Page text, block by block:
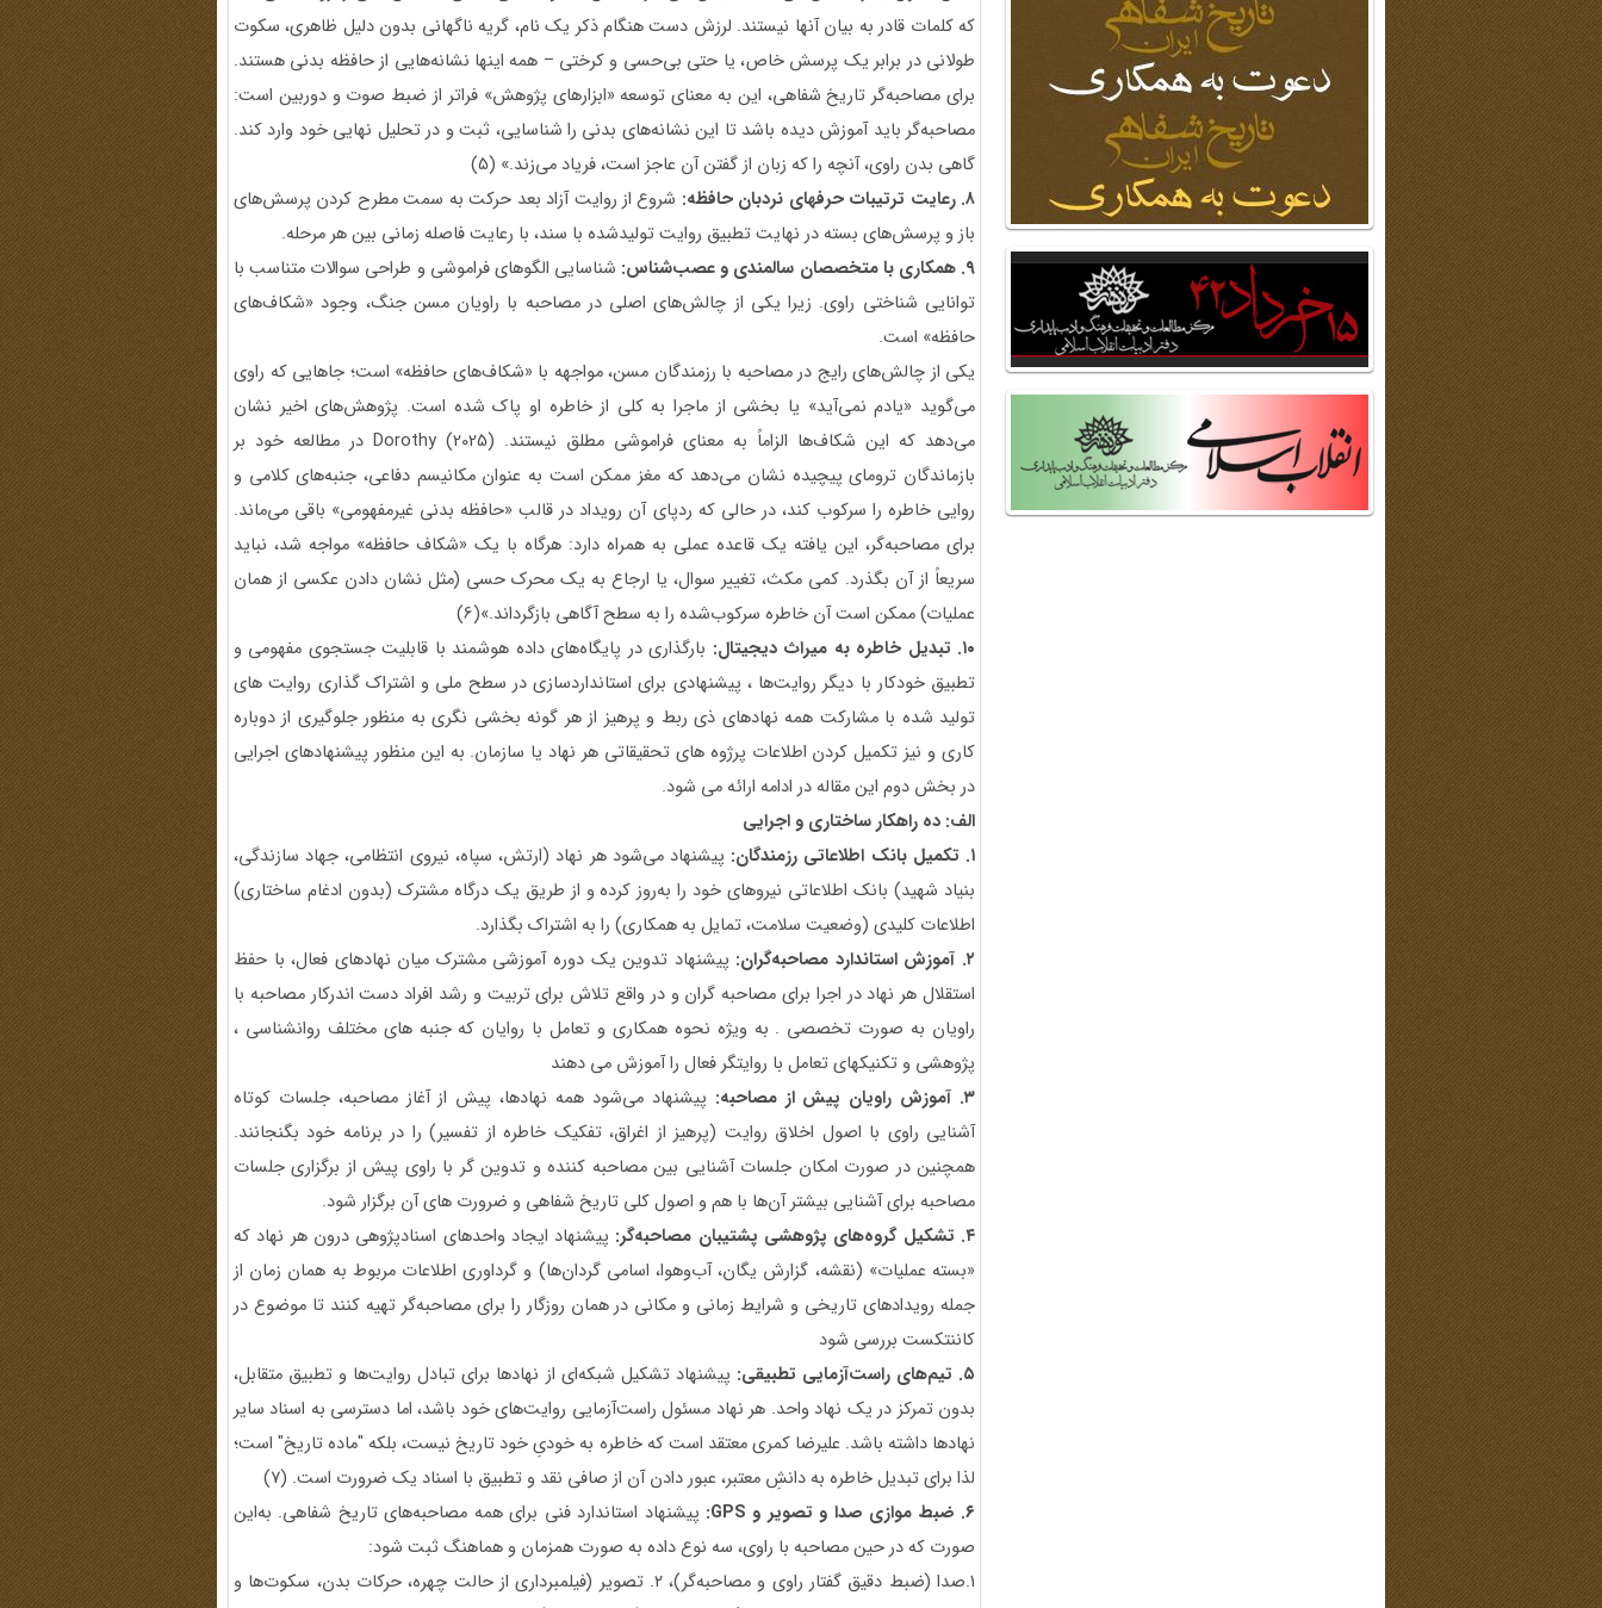
که کلمات قادر به بیان آنها نیستند. لرزش دست هنگام ذکر یک نام، گریه ناگهانی بدون دلیل ظاهری، سکوت
طولانی در برابر یک پرسش خاص، یا حتی بی‌حسی و کرختی – همه اینها نشانه‌هایی از حافظه بدنی هستند.
برای مصاحبه‌گر تاریخ شفاهی، این به معنای توسعه «ابزارهای پژوهش» فراتر از ضبط صوت و دوربین است:
مصاحبه‌گر باید آموزش دیده باشد تا این نشانه‌های بدنی را شناسایی، ثبت و در تحلیل نهایی خود وارد کند.
گاهی بدن راوی، آنچه را که زبان از گفتن آن عاجز است، فریاد می‌زند.» (5)
۸. رعایت ترتیبات حرفه‎ای نردبان حافظه:
شروع از روایت آزاد بعد حرکت به سمت مطرح کردن پرسش‌های
باز و پرسش‌های بسته در نهایت تطبیق روایت تولیدشده با سند، با رعایت فاصله زمانی بین هر مرحله.
۹. همکاری با متخصصان سالمندی و عصب‌شناس:
شناسایی الگوهای فراموشی و طراحی سوالات متناسب با
توانایی شناختی راوی. زیرا یکی از چالش‌های اصلی در مصاحبه با راویان مسن جنگ، وجود «شکاف‌های
حافظه» است.
یکی از چالش‌های رایج در مصاحبه با رزمندگان مسن، مواجهه با «شکاف‌های حافظه» است؛ جاهایی که راوی
می‌گوید «یادم نمی‌آید» یا بخشی از ماجرا به کلی از خاطره او پاک شده است. پژوهش‌های اخیر نشان
می‌دهد که این شکاف‌ها الزاماً به معنای فراموشی مطلق نیستند. Dorothy (2025) در مطالعه خود بر
بازماندگان ترومای پیچیده نشان می‌دهد که مغز ممکن است به عنوان مکانیسم دفاعی، جنبه‌های کلامی و
روایی خاطره را سرکوب کند، در حالی که ردپای آن رویداد در قالب «حافظه بدنی غیرمفهومی» باقی می‌ماند.
برای مصاحبه‌گر، این یافته یک قاعده عملی به همراه دارد: هرگاه با یک «شکاف حافظه» مواجه شد، نباید
سریعاً از آن بگذرد. کمی مکث، تغییر سوال، یا ارجاع به یک محرک حسی (مثل نشان دادن عکسی از همان
عملیات) ممکن است آن خاطره سرکوب‌شده را به سطح آگاهی بازگرداند.»(6)
۱۰. تبدیل خاطره به میراث دیجیتال:
بارگذاری در پایگاه‌های داده هوشمند با قابلیت جستجوی مفهومی و
تطبیق خودکار با دیگر روایت‌ها ، پیشنهادی برای استانداردسازی در سطح ملی و اشتراک گذاری روایت های
تولید شده با مشارکت همه نهادهای ذی ربط و پرهیز از هر گونه بخشی نگری به منظور جلوگیری از دوباره
کاری و نیز تکمیل کردن اطلاعات پرژوه های تحقیقاتی هر نهاد یا سازمان. به این منظور پیشنهادهای اجرایی
در بخش دوم این مقاله در ادامه ارائه می شود.
الف: ده راهکار ساختاری و اجرایی
۱. تکمیل بانک اطلاعاتی رزمندگان:
پیشنهاد می‌شود هر نهاد (ارتش، سپاه، نیروی انتظامی، جهاد سازندگی،
بنیاد شهید) بانک اطلاعاتی نیروهای خود را به‌روز کرده و از طریق یک درگاه مشترک (بدون ادغام ساختاری)
اطلاعات کلیدی (وضعیت سلامت، تمایل به همکاری) را به اشتراک بگذارد.
۲. آموزش استاندارد مصاحبه‌گران:
پیشنهاد تدوین یک دوره آموزشی مشترک میان نهادهای فعال، با حفظ
استقلال هر نهاد در اجرا برای مصاحبه گران و در واقع تلاش برای تربیت و رشد افراد دست اندرکار مصاحبه با
راویان به صورت تخصصی . به ویژه نحوه همکاری و تعامل با روایان که جنبه های مختلف روانشناسی ،
پژوهشی و تکنیکهای تعامل با روایتگر فعال را آموزش می دهند
۳. آموزش راویان پیش از مصاحبه:
پیشنهاد می‌شود همه نهادها، پیش از آغاز مصاحبه، جلسات کوتاه
آشنایی راوی با اصول اخلاق روایت (پرهیز از اغراق، تفکیک خاطره از تفسیر) را در برنامه خود بگنجانند.
همچنین در صورت امکان جلسات آشنایی بین مصاحبه کننده و تدوین گر با راوی پیش از برگزاری جلسات
مصاحبه برای آشنایی بیشتر آن‌ها با هم و اصول کلی تاریخ شفاهی و ضرورت های آن برگزار شود.
۴. تشکیل گروه‌های پژوهشی پشتیبان مصاحبه‌گر:
پیشنهاد ایجاد واحدهای اسنادپژوهی درون هر نهاد که
«بسته عملیات» (نقشه، گزارش یگان، آب‌وهوا، اسامی گردان‌ها) و گرداوری اطلاعات مربوط به همان زمان از
جمله رویدادهای تاریخی و شرایط زمانی و مکانی در همان روزگار را برای مصاحبه‌گر تهیه کنند تا موضوع در
کاننتکست بررسی شود
۵. تیم‌های راست‌آزمایی تطبیقی:
پیشنهاد تشکیل شبکه‌ای از نهادها برای تبادل روایت‌ها و تطبیق متقابل،
بدون تمرکز در یک نهاد واحد. هر نهاد مسئول راست‌آزمایی روایت‌های خود باشد، اما دسترسی به اسناد سایر
نهادها داشته باشد. علیرضا کمری معتقد است که خاطره به خودیِ خود تاریخ نیست، بلکه "ماده تاریخ" است؛
لذا برای تبدیل خاطره به دانشِ معتبر، عبور دادن آن از صافی نقد و تطبیق با اسناد یک ضرورت است. (7)
۶. ضبط موازی صدا و تصویر و
GPS
: پیشنهاد استاندارد فنی برای همه مصاحبه‌های تاریخ شفاهی. به‌این
صورت که در حین مصاحبه با راوی، سه نوع داده به صورت همزمان و هماهنگ ثبت شود:
1.صدا (ضبط دقیق گفتار راوی و مصاحبه‌گر)، ۲. تصویر (فیلمبرداری از حالت چهره، حرکات بدن، سکوت‌ها و